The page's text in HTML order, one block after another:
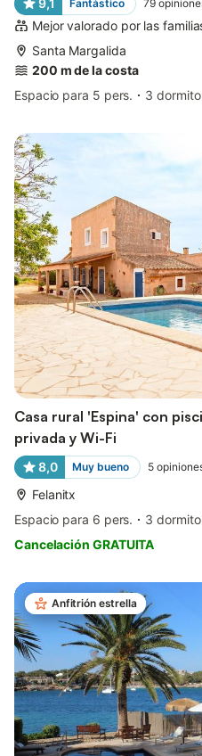
9,1 Fantástico 79
Mejor valorado por las
Santa Margalida
200 m de la costa
Espacio para 5 pers.
3
Casa rural 'Espina' con
privada y Wi-Fi
8,0 Muy bueno 5
Felanitx
Espacio para 6 pers.
3
Cancelación GRATUITA
Anfitrión estrella